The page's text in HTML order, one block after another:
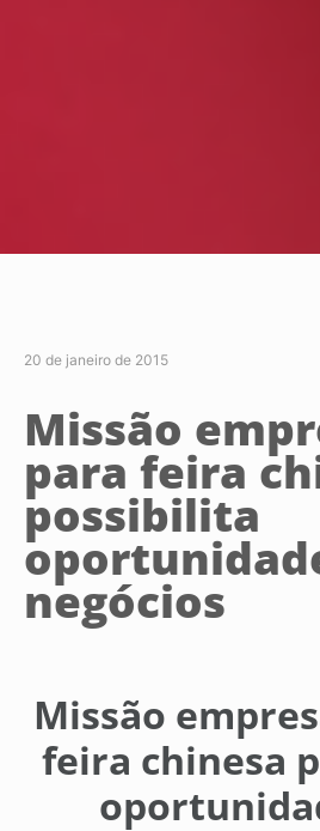
20 de janeiro de 2015
Missão
para feira
possibilita
negócios
Missão
feira chinesa